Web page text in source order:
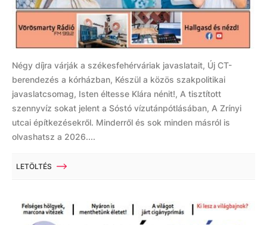
Négy díjra várják a székesfehérváriak javaslatait, Új CT-
berendezés a kórházban, Készül a közös szakpolitikai
javaslatcsomag, Isten éltesse Klára nénit!, A tisztított
szennyvíz sokat jelent a Sóstó vízutánpótlásában, A Zrínyi
utcai építkezésekről. Minderről és sok minden másról is
olvashatsz a 2026....
LETÖLTÉS